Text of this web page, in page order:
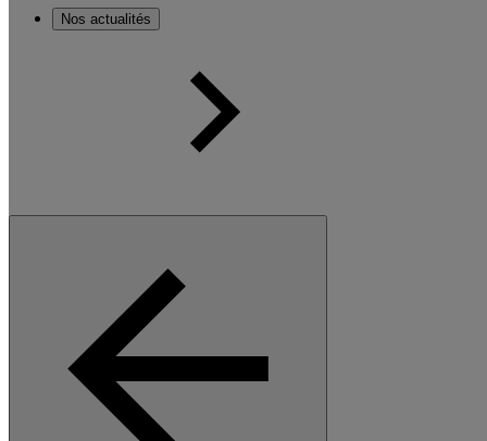
Nos actualités